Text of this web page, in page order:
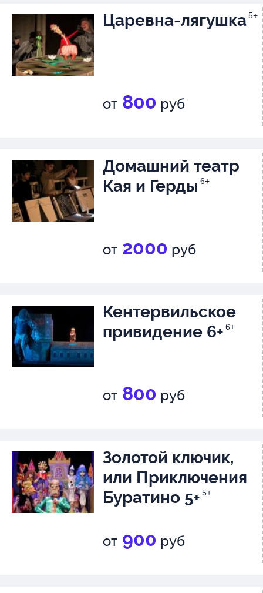
Царевна-лягушка5+
от 800 руб
Домашний театр
Кая и Герды 6+
от 2000 руб
Кентервильское
привидение 6+ 6+
от 800 руб
Золотой ключик,
или Приключения
Буратино 5+ 5+
от 900 руб